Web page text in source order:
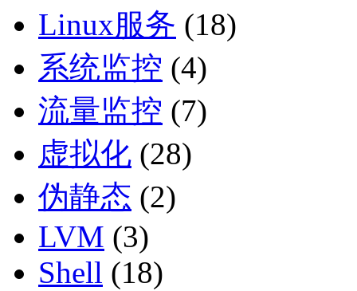
Linux服务 (18)
系统监控 (4)
流量监控 (7)
虚拟化 (28)
伪静态 (2)
LVM (3)
Shell (18)